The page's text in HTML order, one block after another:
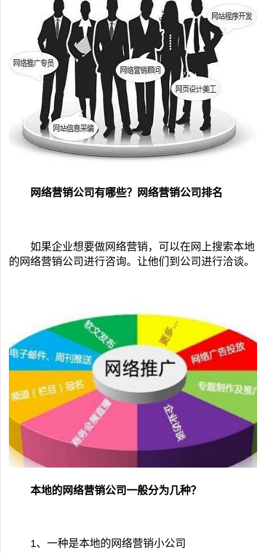
网络营销公司有哪些？网络营销公司排名
如果企业想要做网络营销，可以在网上搜索本地
的网络营销公司进行咨询。让他们到公司进行洽谈。
本地的网络营销公司一般分为几种？
1、一种是本地的网络营销小公司